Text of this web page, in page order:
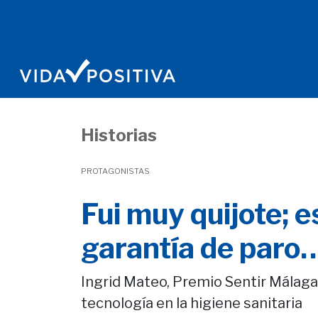
Historias
PROTAGONISTAS
Fui muy quijote;
garantía de
Ingrid Mateo, Premio Sentir
tecnología en la higiene sanitaria